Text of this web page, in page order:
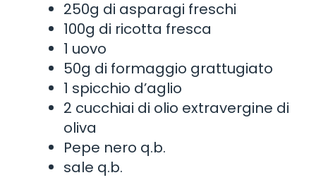
250g di asparagi freschi
100g di ricotta fresca
1 uovo
50g di formaggio grattugiato
1 spicchio d’aglio
2 cucchiai di olio extravergine di
oliva
Pepe nero q.b.
sale q.b.